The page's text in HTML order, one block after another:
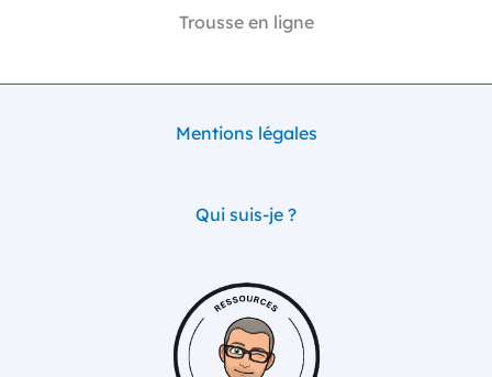
Trousse en ligne
Mentions légales
Qui suis-je ?